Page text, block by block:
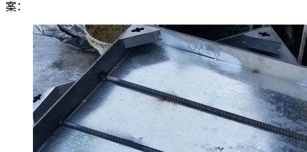
案：